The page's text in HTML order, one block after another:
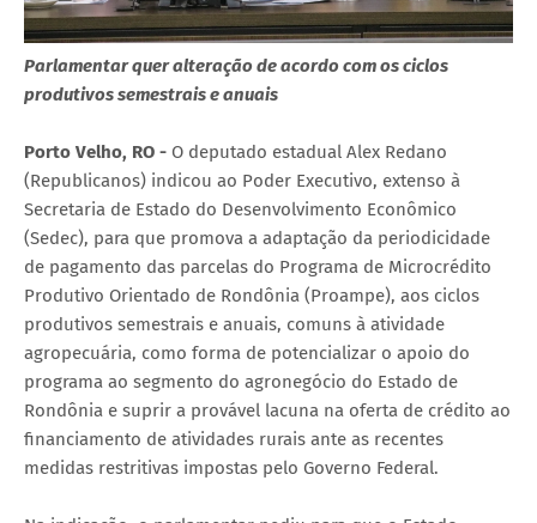
Parlamentar quer alteração de acordo com os ciclos
produtivos semestrais e anuais
Porto Velho, RO - O deputado estadual Alex Redano
(Republicanos) indicou ao Poder Executivo, extenso à
Secretaria de Estado do Desenvolvimento Econômico
(Sedec), para que promova a adaptação da periodicidade
de pagamento das parcelas do Programa de Microcrédito
Produtivo Orientado de Rondônia (Proampe), aos ciclos
produtivos semestrais e anuais, comuns à atividade
agropecuária, como forma de potencializar o apoio do
programa ao segmento do agronegócio do Estado de
Rondônia e suprir a provável lacuna na oferta de crédito ao
financiamento de atividades rurais ante as recentes
medidas restritivas impostas pelo Governo Federal.